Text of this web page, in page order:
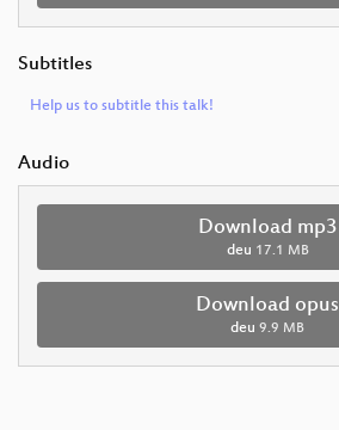
Subtitles
Help us to subtitle this talk!
Audio
Download mp3
deu 17.1 MB
Download opus
deu 9.9 MB